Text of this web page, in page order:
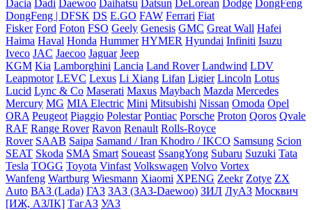
Dacia Dadi Daewoo Daihatsu Datsun DeLorean Dodge DongFeng
DongFeng | DFSK DS E.GO FAW Ferrari Fiat
Fisker Ford Foton FSO Geely Genesis GMC Great Wall Hafei
Haima Haval Honda Hummer HYMER Hyundai Infiniti Isuzu
Iveco JAC Jaecoo Jaguar Jeep
KGM Kia Lamborghini Lancia Land Rover Landwind LDV
Leapmotor LEVC Lexus Li Xiang Lifan Ligier Lincoln Lotus
Lucid Lync & Co Maserati Maxus Maybach Mazda Mercedes
Mercury MG MIA Electric Mini Mitsubishi Nissan Omoda Opel
ORA Peugeot Piaggio Polestar Pontiac Porsche Proton Qoros Qvale
RAF Range Rover Ravon Renault Rolls-Royce
Rover SAAB Saipa Samand / Iran Khodro / IKCO Samsung Scion
SEAT Skoda SMA Smart Soueast SsangYong Subaru Suzuki Tata
Tesla TOGG Toyota Vinfast Volkswagen Volvo Vortex
Wanfeng Wartburg Wiesmann Xiaomi XPENG Zeekr Zotye ZX
Auto ВАЗ (Lada) ГАЗ ЗАЗ (ЗАЗ-Daewoo) ЗИЛ ЛуАЗ Москвич
[ИЖ, АЗЛК] ТагАЗ УАЗ